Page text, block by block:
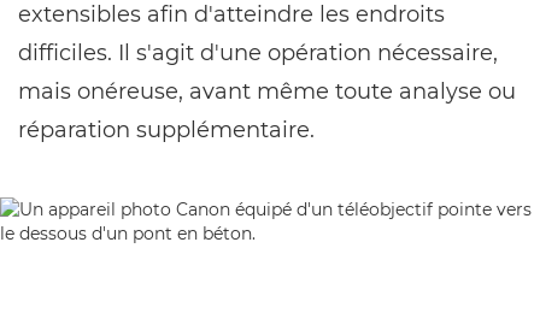
extensibles afin d'atteindre les endroits
difficiles. Il s'agit d'une opération nécessaire,
mais onéreuse, avant même toute analyse ou
réparation supplémentaire.